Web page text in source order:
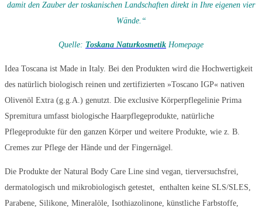
damit den Zauber der toskanischen Landschaften direkt in Ihre eigenen vier
Wände.“
Quelle: Toskana Naturkosmetik Homepage
Idea Toscana ist Made in Italy. Bei den Produkten wird die Hochwertigkeit
des natürlich biologisch reinen und zertifizierten »Toscano IGP« nativen
Olivenöl Extra (g.g.A.) genutzt. Die exclusive Körperpflegelinie Prima
Spremitura umfasst biologische Haarpflegeprodukte, natürliche
Pflegeprodukte für den ganzen Körper und weitere Produkte, wie z. B.
Cremes zur Pflege der Hände und der Fingernägel.
Die Produkte der Natural Body Care Line sind vegan, tierversuchsfrei,
dermatologisch und mikrobiologisch getestet, enthalten keine SLS/SLES,
Parabene, Silikone, Mineralöle, Isothiazolinone, künstliche Farbstoffe,